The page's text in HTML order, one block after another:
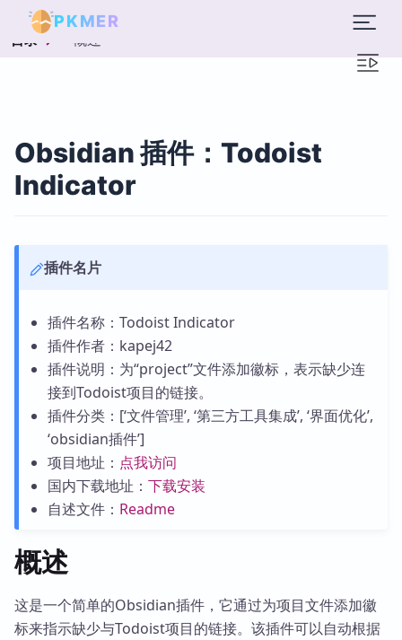
PKMER
目录 概述
Obsidian 插件：Todoist
Indicator
插件名片
插件名称：Todoist Indicator
插件作者：kapej42
插件说明：为“project”文件添加徽标，表示缺少连
接到Todoist项目的链接。
插件分类：[‘文件管理’, ‘第三方工具集成’, ‘界面优化’,
‘obsidian插件’]
项目地址： 点我访问
国内下载地址： 下载安装
自述文件： Readme
概述
这是一个简单的Obsidian插件，它通过为项目文件添加徽
标来指示缺少与Todoist项目的链接。该插件可以自动根据